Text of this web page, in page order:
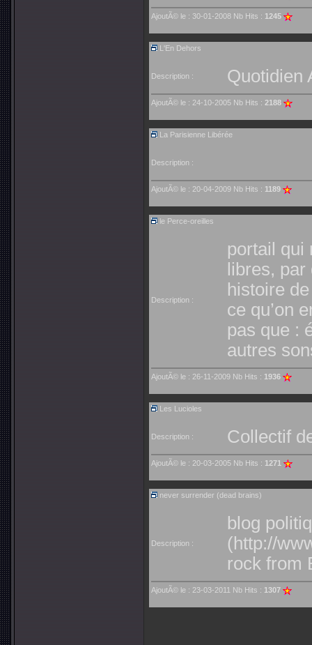
AjoutÃ© le : 30-01-2008 Nb Hits : 1245
L'En Dehors
Description : Quotidien
AjoutÃ© le : 24-10-2005 Nb Hits : 2188
La Parisienne Libérée
Description :
AjoutÃ© le : 20-04-2009 Nb Hits : 1189
le Perce-oreilles
Description :
portail qui
libres,
histoire
ce qu’on
pas que :
autres
AjoutÃ© le : 26-11-2009 Nb Hits : 1936
Les Lucioles
Description : Collectif
AjoutÃ© le : 20-03-2005 Nb Hits : 1271
never surrender (dead brains)
Description :
blog
(http://
rock from
AjoutÃ© le : 23-03-2011 Nb Hits : 1307